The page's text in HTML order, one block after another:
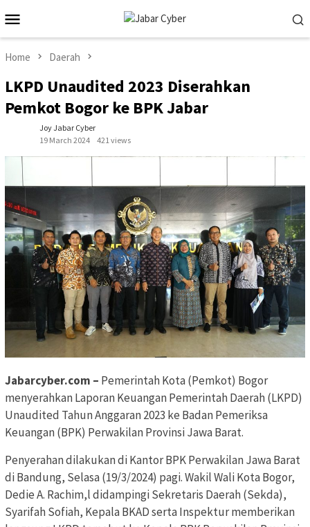
to
contentMenu
Home Daerah
LKPD Unaudited 2023 Diserahkan
Pemkot Bogor ke BPK Jabar
Joy Jabar Cyber
19 March 2024
421 views
Jabarcyber.com – Pemerintah Kota (Pemkot) Bogor
menyerahkan Laporan Keuangan Pemerintah Daerah (LKPD)
Unaudited Tahun Anggaran 2023 ke Badan Pemeriksa
Keuangan (BPK) Perwakilan Provinsi Jawa Barat.
Penyerahan dilakukan di Kantor BPK Perwakilan Jawa Barat
di Bandung, Selasa (19/3/2024) pagi. Wakil Wali Kota Bogor,
Dedie A. Rachim,l didampingi Sekretaris Daerah (Sekda),
Syarifah Sofiah, Kepala BKAD serta Inspektur memberikan